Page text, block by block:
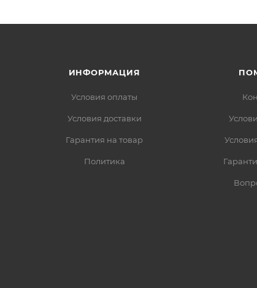
ИНФОРМАЦИЯ
Условия оплаты
Условия доставки
Гарантия на товар
Политика